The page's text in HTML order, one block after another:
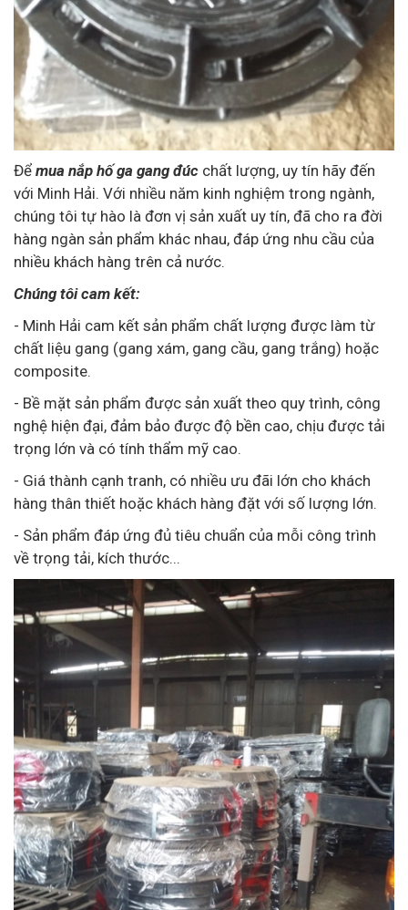
Để mua nắp hố ga gang đúc chất lượng, uy tín hãy đến
với Minh Hải. Với nhiều năm kinh nghiệm trong ngành,
chúng tôi tự hào là đơn vị sản xuất uy tín, đã cho ra đời
hàng ngàn sản phẩm khác nhau, đáp ứng nhu cầu của
nhiều khách hàng trên cả nước.
Chúng tôi cam kết:
- Minh Hải cam kết sản phẩm chất lượng được làm từ
chất liệu gang (gang xám, gang cầu, gang trắng) hoặc
composite.
- Bề mặt sản phẩm được sản xuất theo quy trình, công
nghệ hiện đại, đảm bảo được độ bền cao, chịu được tải
trọng lớn và có tính thẩm mỹ cao.
- Giá thành cạnh tranh, có nhiều ưu đãi lớn cho khách
hàng thân thiết hoặc khách hàng đặt với số lượng lớn.
- Sản phẩm đáp ứng đủ tiêu chuẩn của mỗi công trình
về trọng tải, kích thước...